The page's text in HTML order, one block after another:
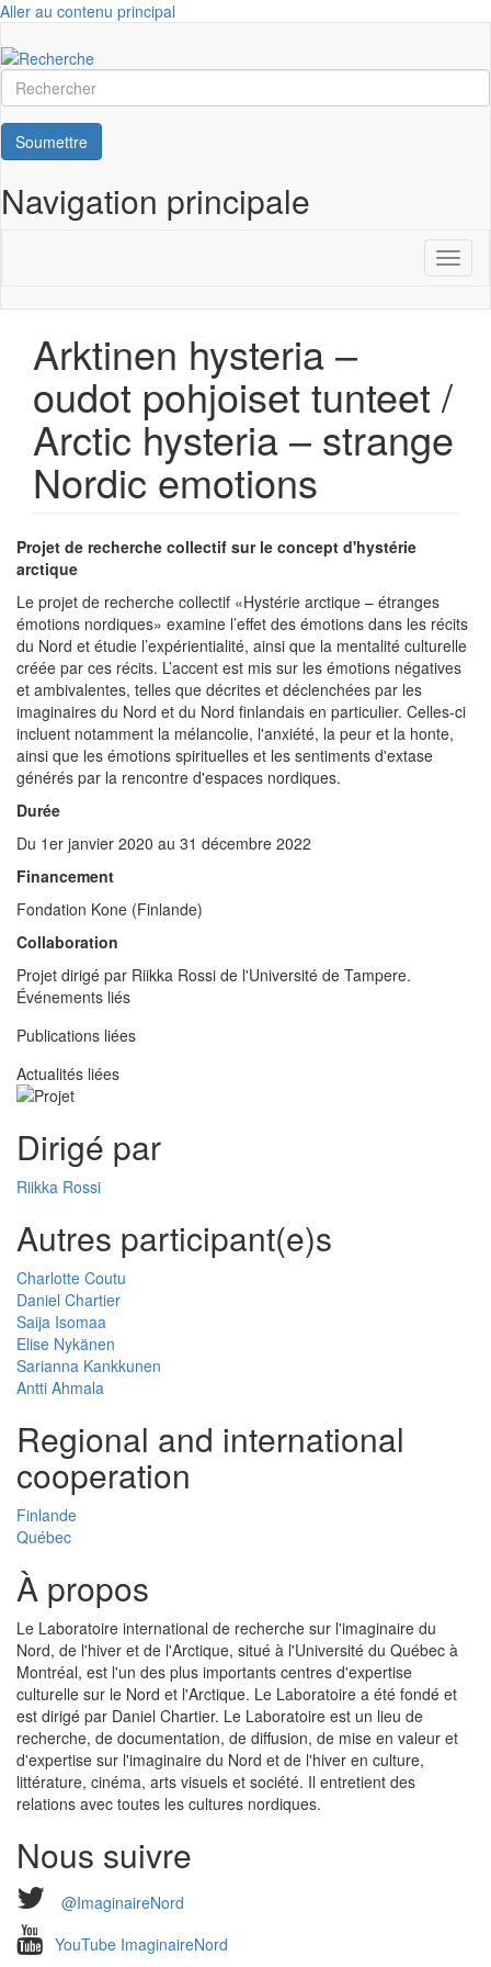
Aller au contenu principal
Rechercher
Soumettre
Navigation principale
Arktinen hysteria –
oudot pohjoiset tunteet /
Arctic hysteria – strange
Nordic emotions
Projet de recherche collectif sur le concept d'hystérie
arctique
Le projet de recherche collectif «Hystérie arctique – étranges
émotions nordiques» examine l’effet des émotions dans les récits
du Nord et étudie l’expérientialité, ainsi que la mentalité culturelle
créée par ces récits. L’accent est mis sur les émotions négatives
et ambivalentes, telles que décrites et déclenchées par les
imaginaires du Nord et du Nord finlandais en particulier. Celles-ci
incluent notamment la mélancolie, l'anxiété, la peur et la honte,
ainsi que les émotions spirituelles et les sentiments d'extase
générés par la rencontre d'espaces nordiques.
Durée
Du 1er janvier 2020 au 31 décembre 2022
Financement
Fondation Kone (Finlande)
Collaboration
Projet dirigé par Riikka Rossi de l'Université de Tampere.
Événements liés
Publications liées
Actualités liées
Dirigé par
Riikka Rossi
Autres participant(e)s
Charlotte Coutu
Daniel Chartier
Saija Isomaa
Elise Nykänen
Sarianna Kankkunen
Antti Ahmala
Regional and international
cooperation
Finlande
Québec
À propos
Le Laboratoire international de recherche sur l'imaginaire du
Nord, de l'hiver et de l'Arctique, situé à l'Université du Québec à
Montréal, est l'un des plus importants centres d'expertise
culturelle sur le Nord et l'Arctique. Le Laboratoire a été fondé et
est dirigé par Daniel Chartier. Le Laboratoire est un lieu de
recherche, de documentation, de diffusion, de mise en valeur et
d'expertise sur l'imaginaire du Nord et de l'hiver en culture,
littérature, cinéma, arts visuels et société. Il entretient des
relations avec toutes les cultures nordiques.
Nous suivre
@ImaginaireNord
YouTube ImaginaireNord